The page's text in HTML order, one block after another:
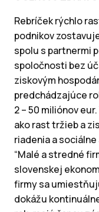
Rebríček rýchlo
podnikov
spolu s partnermi
spoločnosti bez
ziskovým
predchádzajúce
2 – 50 miliónov
ako rast tržieb a
riadenia a
“Malé a stredné
slovenskej
firmy sa
dokážu